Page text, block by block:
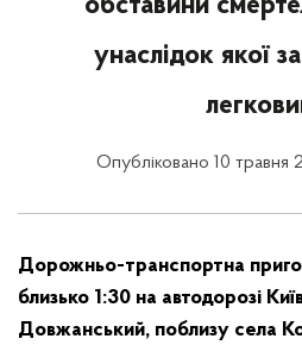
обставини
унаслідок якої
Опубліковано 10 травня
Дорожньо-транспортна
близько 1:30 на автодорозі
Довжанський, поблизу села